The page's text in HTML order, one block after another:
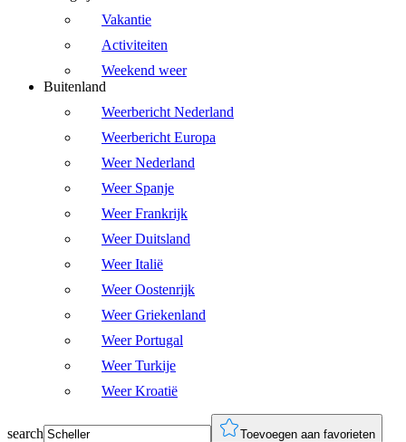
Vakantie
Activiteiten
Weekend weer
Buitenland
Weerbericht Nederland
Weerbericht Europa
Weer Nederland
Weer Spanje
Weer Frankrijk
Weer Duitsland
Weer Italië
Weer Oostenrijk
Weer Griekenland
Weer Portugal
Weer Turkije
Weer Kroatië
search Toevoegen aan favorieten